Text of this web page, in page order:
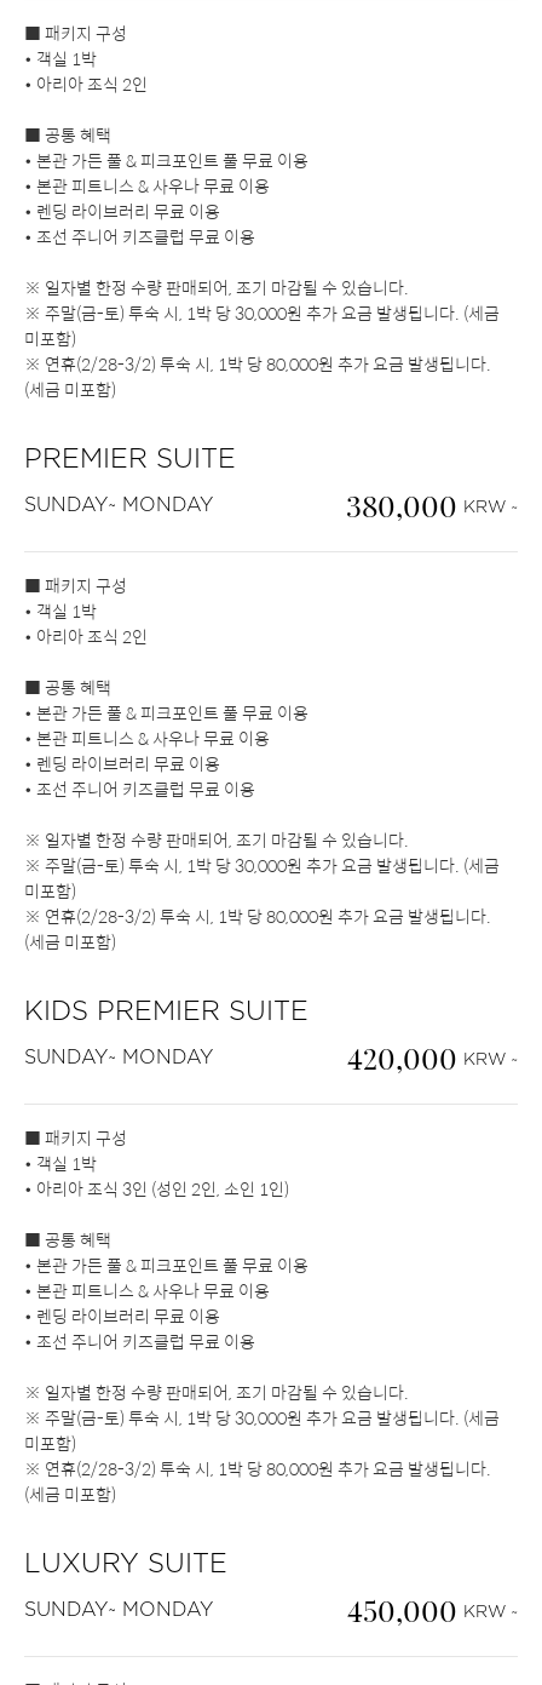
■ 패키지 구성
• 객실 1박
• 아리아 조식 2인
■ 공통 혜택
• 본관 가든 풀 & 피크포인트 풀 무료 이용
• 본관 피트니스 & 사우나 무료 이용
• 렌딩 라이브러리 무료 이용
• 조선 주니어 키즈클럽 무료 이용
※ 일자별 한정 수량 판매되어, 조기 마감될 수 있습니다.
※ 주말(금-토) 투숙 시, 1박 당 30,000원 추가 요금 발생됩니다. (세금
미포함)
※ 연휴(2/28-3/2) 투숙 시, 1박 당 80,000원 추가 요금 발생됩니다.
(세금 미포함)
PREMIER SUITE
SUNDAY~ MONDAY 380,000 KRW ~
■ 패키지 구성
• 객실 1박
• 아리아 조식 2인
■ 공통 혜택
• 본관 가든 풀 & 피크포인트 풀 무료 이용
• 본관 피트니스 & 사우나 무료 이용
• 렌딩 라이브러리 무료 이용
• 조선 주니어 키즈클럽 무료 이용
※ 일자별 한정 수량 판매되어, 조기 마감될 수 있습니다.
※ 주말(금-토) 투숙 시, 1박 당 30,000원 추가 요금 발생됩니다. (세금
미포함)
※ 연휴(2/28-3/2) 투숙 시, 1박 당 80,000원 추가 요금 발생됩니다.
(세금 미포함)
KIDS PREMIER SUITE
SUNDAY~ MONDAY 420,000 KRW ~
■ 패키지 구성
• 객실 1박
• 아리아 조식 3인 (성인 2인, 소인 1인)
■ 공통 혜택
• 본관 가든 풀 & 피크포인트 풀 무료 이용
• 본관 피트니스 & 사우나 무료 이용
• 렌딩 라이브러리 무료 이용
• 조선 주니어 키즈클럽 무료 이용
※ 일자별 한정 수량 판매되어, 조기 마감될 수 있습니다.
※ 주말(금-토) 투숙 시, 1박 당 30,000원 추가 요금 발생됩니다. (세금
미포함)
※ 연휴(2/28-3/2) 투숙 시, 1박 당 80,000원 추가 요금 발생됩니다.
(세금 미포함)
LUXURY SUITE
SUNDAY~ MONDAY 450,000 KRW ~